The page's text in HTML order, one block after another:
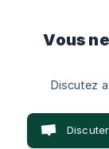
Vous
Discutez